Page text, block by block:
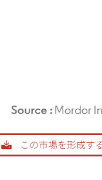
再利用にはCC BY 4.0の表示